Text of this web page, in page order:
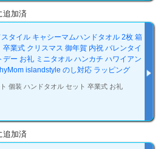
追加済
タイル キャシーマムハンドタオル 2枚 箱
卒業式 クリスマス 御年賀 内祝 バレンタイ
デー お礼 ミニタオル ハンカチ ハワイアン
islandstyle のし対応 ラッピング
個装 ハンドタオル セット 卒業式 お礼
追加済